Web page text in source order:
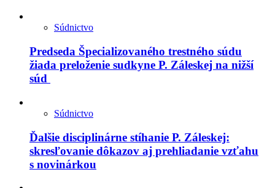
Súdnictvo
Predseda Špecializovaného trestného súdu
žiada preloženie sudkyne P. Záleskej na nižší
súd
Súdnictvo
Ďalšie disciplinárne stíhanie P. Záleskej:
skresľovanie dôkazov aj prehliadanie vzťahu
s novinárkou